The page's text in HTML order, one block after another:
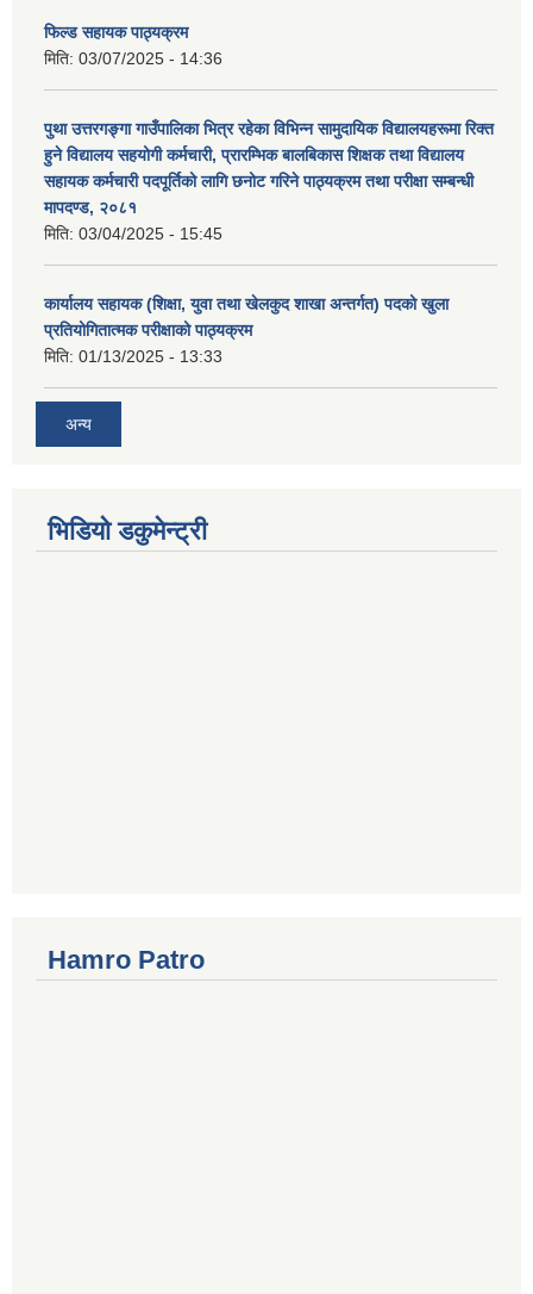
फिल्ड सहायक पाठ्यक्रम
मिति: 03/07/2025 - 14:36
पुथा उत्तरगङ्गा गाउँपालिका भित्र रहेका विभिन्न सामुदायिक विद्यालयहरूमा रिक्त
हुने विद्यालय सहयोगी कर्मचारी, प्रारम्भिक बालबिकास शिक्षक तथा विद्यालय
सहायक कर्मचारी पदपूर्तिको लागि छनोट गरिने पाठ्यक्रम तथा परीक्षा सम्बन्धी
मापदण्ड, २०८१
मिति: 03/04/2025 - 15:45
कार्यालय सहायक (शिक्षा, युवा तथा खेलकुद शाखा अन्तर्गत) पदको खुला
प्रतियोगितात्मक परीक्षाको पाठ्यक्रम
मिति: 01/13/2025 - 13:33
अन्य
भिडियो डकुमेन्ट्री
Hamro Patro